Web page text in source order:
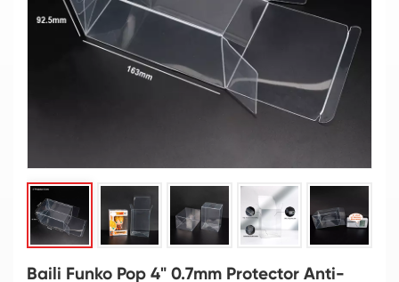
Baili Funko Pop 4" 0.7mm Protector Anti-